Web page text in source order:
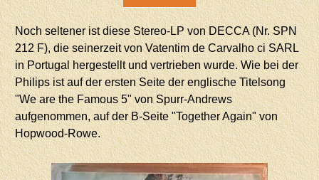
Noch seltener ist diese Stereo-LP von DECCA (Nr. SPN
212 F), die seinerzeit von Vatentim de Carvalho ci SARL
in Portugal hergestellt und vertrieben wurde. Wie bei der
Philips ist auf der ersten Seite der englische Titelsong
"We are the Famous 5" von Spurr-Andrews
aufgenommen, auf der B-Seite "Together Again" von
Hopwood-Rowe.